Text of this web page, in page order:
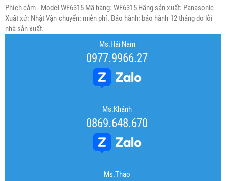
Phích cắm - Model WF6315 Mã hàng: WF6315 Hãng sản xuất: Panasonic
Xuất xứ: Nhật Vận chuyển: miễn phí. Bảo hành: bảo hành 12 tháng do lỗi
nhà sản xuất.
Ms.Hải Nam
0977.9966.27
Ms.Khánh
0869.648.670
Ms.Thảo